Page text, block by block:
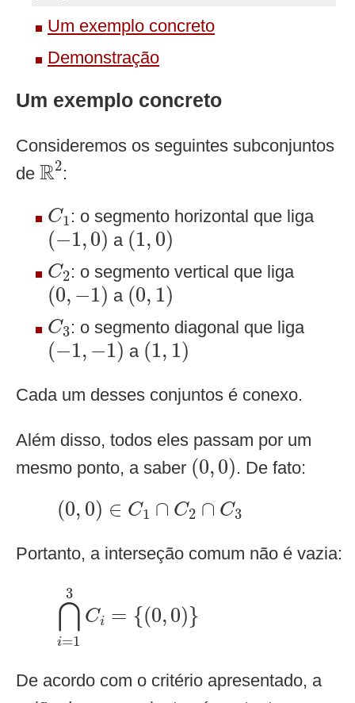
Um exemplo concreto
Demonstração
Um exemplo concreto
Consideremos os seguintes subconjuntos
de R2
R2
:
C1
C1: o segmento horizontal que liga
(−1,0)
(−1 ,0) a (1, 0)
(1,0)
C2
C2: o segmento vertical que liga
(0, −1)
(0,−1) a (0, 1)
(0,1)
C3
C3: o segmento diagonal que liga
(−1, −1)
(−1 ,− 1) a (1, 1)
(1, 1)
Cada um desses conjuntos é conexo.
Além disso, todos eles passam por um
mesmo ponto, a saber (0,0)
(0 0) . De fato:
(0, 0) ∈ C1 ∩ C2 ∩ C3
(0 ,0) ∈ C1 ∩C2 ∩C3
Portanto, a interseção comum não é vazia:
3
⋂
i=1
Ci = {(0,0)}
⋂
De acordo com o critério apresentado, a